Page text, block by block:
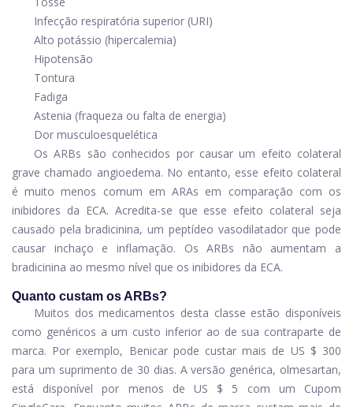
Infecção respiratória superior (URI)
Alto potássio (hipercalemia)
Hipotensão
Tontura
Fadiga
Astenia (fraqueza ou falta de energia)
Dor musculoesquelética
Os ARBs são conhecidos por causar um efeito colateral
grave chamado angioedema. No entanto, esse efeito colateral
é muito menos comum em ARAs em comparação com os
inibidores da ECA. Acredita-se que esse efeito colateral seja
causado pela bradicinina, um peptídeo vasodilatador que pode
causar inchaço e inflamação. Os ARBs não aumentam a
bradicinina ao mesmo nível que os inibidores da ECA.
Quanto custam os ARBs?
Muitos dos medicamentos desta classe estão disponíveis
como genéricos a um custo inferior ao de sua contraparte de
marca. Por exemplo, Benicar pode custar mais de US $ 300
para um suprimento de 30 dias. A versão genérica, olmesartan,
está disponível por menos de US $ 5 com um
Cupom